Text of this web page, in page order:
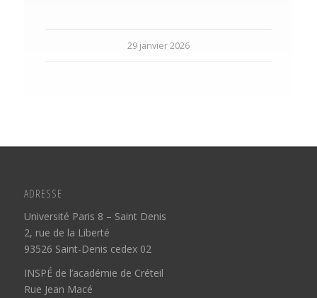
29 janvier 2026
ADRESSE
Université Paris 8 – Saint Denis
2, rue de la Liberté
93526 Saint-Denis cedex 02
INSPÉ de l’académie de Créteil
Rue Jean Macé